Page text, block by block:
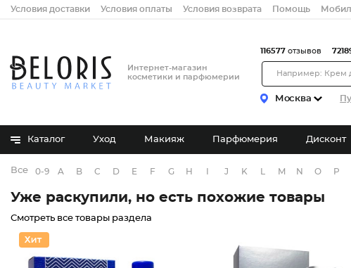
Условия доставки Условия оплаты Условия возврата Помощь
Интернет-магазин
косметики и парфюмерии
Москва
116577 отзывов
Каталог Уход Макияж Парфюмерия Дисконт
Все бренды
0-9 A B C D E F G H J K M N O P
Уже раскупили, но есть похожие товары
Смотреть все товары раздела